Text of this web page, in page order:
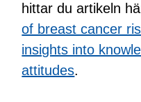
hittar du artikeln
of breast cancer
insights into
attitudes.